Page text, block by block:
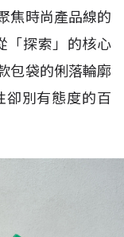
焦時尚產品線的
「探索」的核心
包袋的俐落輪廓
卻別有態度的百